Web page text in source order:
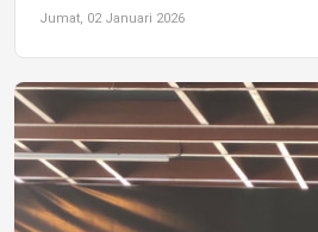
Jumat, 02 Januari 2026